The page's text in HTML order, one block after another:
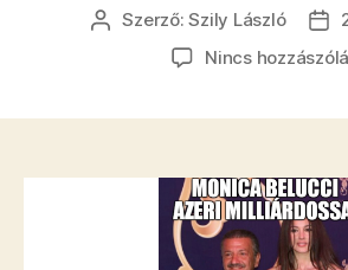
Bejegyzés
Szerző:Szily László
Nincs